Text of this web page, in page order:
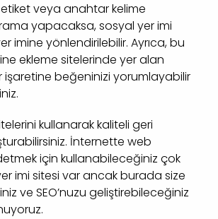
etiket veya anahtar kelime
yapacaksa, sosyal yer imi
imine yönlendirilebilir. Ayrıca, bu
ekleme sitelerinde yer alan
işaretine beğeninizi yorumlayabilir
kullanarak kaliteli geri
İnternette web
için kullanabileceğiniz çok
imi sitesi var ancak burada size
ve SEO’nuzu geliştirebileceğiniz